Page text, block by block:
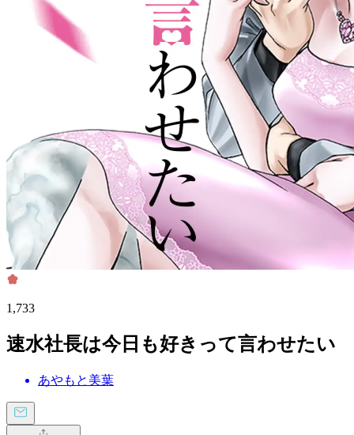
1,733
速水社長は今日も好きって言わせたい
あやもと美葉